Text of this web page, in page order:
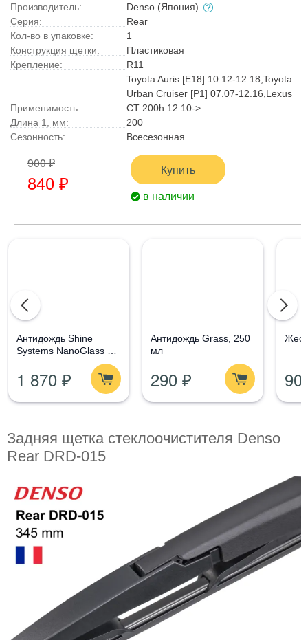
Производитель:
Denso (Япония)
Серия:
Rear
Кол-во в упаковке:
1
Конструкция щетки:
Пластиковая
Крепление:
R11
Применимость:
Toyota Auris [E18] 10.12-12.18,Toyota
Urban Cruiser [P1] 07.07-12.16,Lexus
CT 200h 12.10->
Длина 1, мм:
200
Сезонность:
Всесезонная
900 ₽
840 ₽
Купить
в наличии
Aнтидождь Shine
Systems NanoGlass Kit
- Набор по уходу за
стеклом
1 870 ₽
Антидождь Grass, 250
мл
290 ₽ 90
Задняя щетка стеклоочистителя Denso
Rear DRD-015